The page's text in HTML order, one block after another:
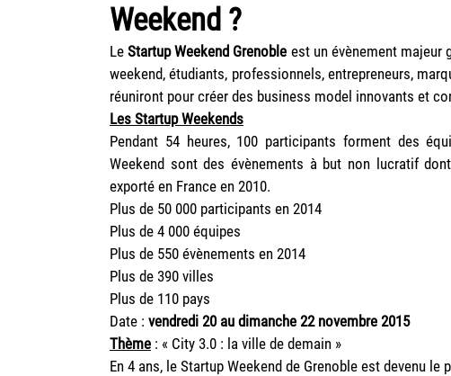
Weekend ?
LeStartup Weekend Grenoble est un évènement majeur
weekend, étudiants, professionnels, entrepreneurs,
réuniront pour créer des business model innovants et
Les Startup Weekends
Pendant 54 heures, 100 participants forment des
Weekend sont des évènements à but non lucratif
exporté en France en 2010.
Plus de 50 000 participants en 2014
Plus de 4 000 équipes
Plus de 550 évènements en 2014
Plus de 390 villes
Plus de 110 pays
Date : vendredi 20 au dimanche 22 novembre 2015
Thème : « City 3.0 : la ville de demain »
En 4 ans, le Startup Weekend de Grenoble est devenu